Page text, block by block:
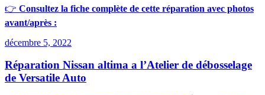
👉 Consultez la fiche complète de cette réparation avec photos
avant/après :
décembre 5, 2022
Réparation Nissan altima a l’Atelier de débosselage
de Versatile Auto